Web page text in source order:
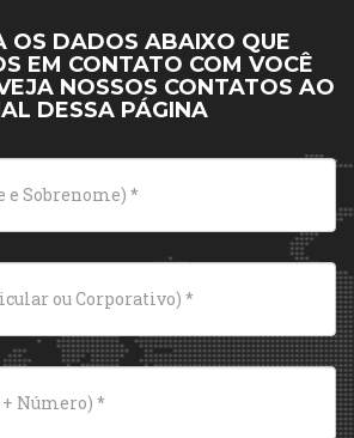
OS DADOS ABAIXO QUE
EM CONTATO COM VOCÊ
NOSSOS CONTATOS AO
DESSA PÁGINA